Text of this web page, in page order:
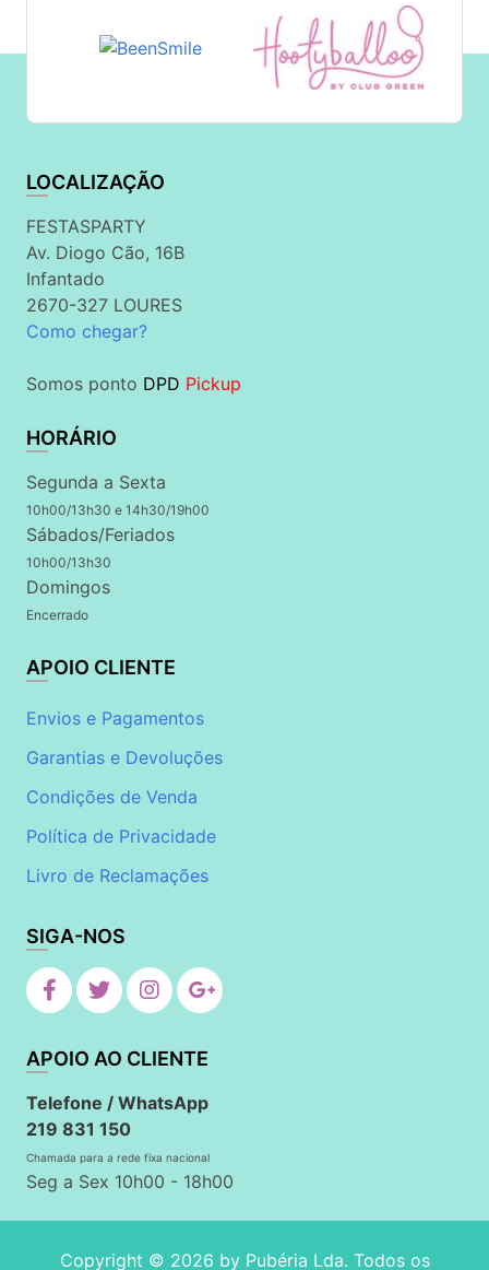
LOCALIZAÇÃO
FESTASPARTY
Av. Diogo Cão, 16B
Infantado
2670-327 LOURES
Como chegar?
Somos ponto DPD Pickup
HORÁRIO
Segunda a Sexta
10h00/13h30 e 14h30/19h00
Sábados/Feriados
10h00/13h30
Domingos
Encerrado
APOIO CLIENTE
Envios e Pagamentos
Garantias e Devoluções
Condições de Venda
Política de Privacidade
Livro de Reclamações
SIGA-NOS
APOIO AO CLIENTE
Telefone / WhatsApp
219 831 150
Chamada para a rede fixa nacional
Seg a Sex 10h00 - 18h00
Copyright © 2026 by Pubéria Lda. Todos os